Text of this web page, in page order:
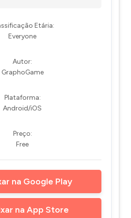
Etária:
Everyone
Autor:
GraphoGame
Plataforma:
Android/iOS
Preço:
Free
na Google Play
na App Store